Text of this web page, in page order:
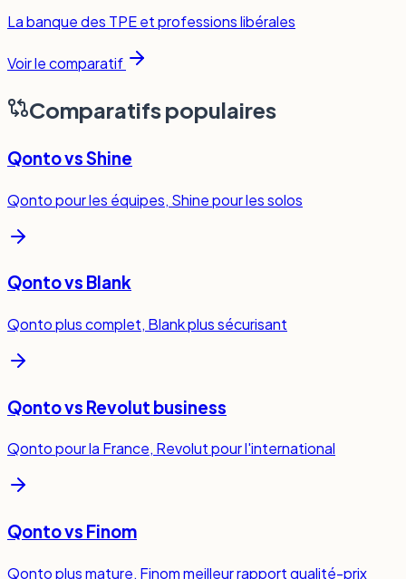
La banque des TPE et professions libérales
Voir le comparatif
Comparatifs populaires
Qonto vs Shine
Qonto pour les équipes, Shine pour les solos
Qonto vs Blank
Qonto plus complet, Blank plus sécurisant
Qonto vs Revolut business
Qonto pour la France, Revolut pour l'international
Qonto vs Finom
Qonto plus mature, Finom meilleur rapport qualité-prix